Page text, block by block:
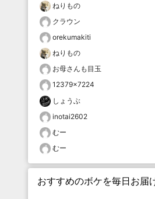
ねりもの
クラウン
orekumakiti
ねりもの
お母さんも目玉
12379×7224
しょうぶ
inotai2602
むー
むー
おすすめのボケを毎日お届